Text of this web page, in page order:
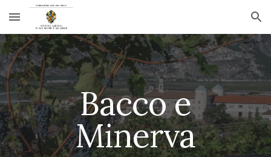
Skip to main content Skip to navigation
Bacco e
Minerva